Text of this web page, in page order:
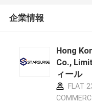
企業情報
Hong
Co.,
ィール
FLAT